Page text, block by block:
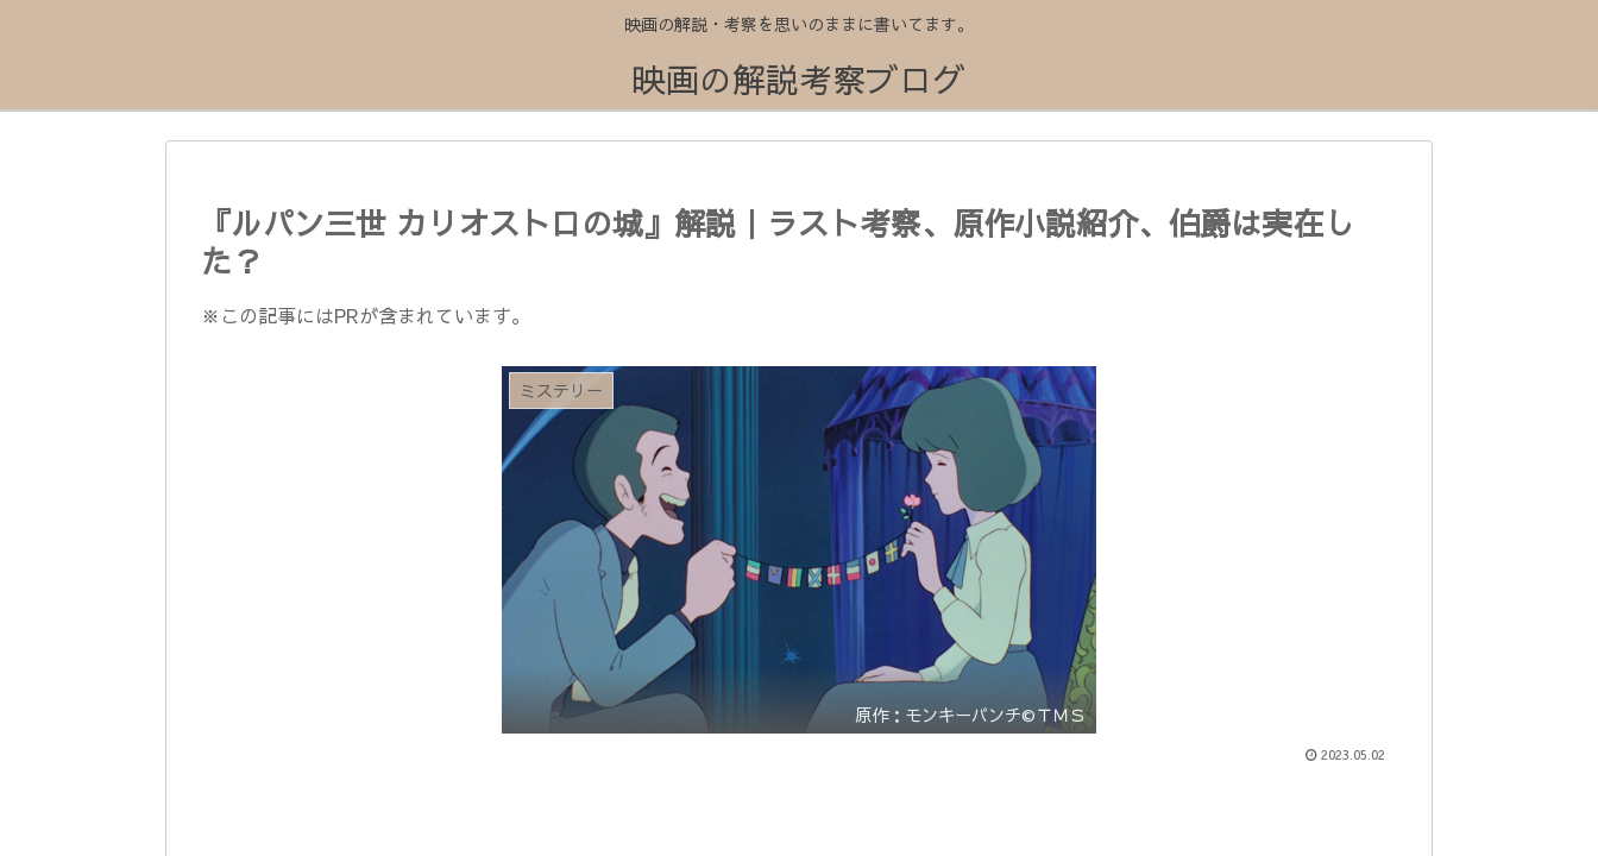
映画の解説・考察を思いのままに書いてます。
映画の解説考察ブログ
『ルパン三世 カリオストロの城』解説｜ラスト考察、原作小説紹介、伯爵は実在し
た？
※この記事にはPRが含まれています。
ミステリー
原作：モンキーパンチ©ＴＭＳ
2023.05.02